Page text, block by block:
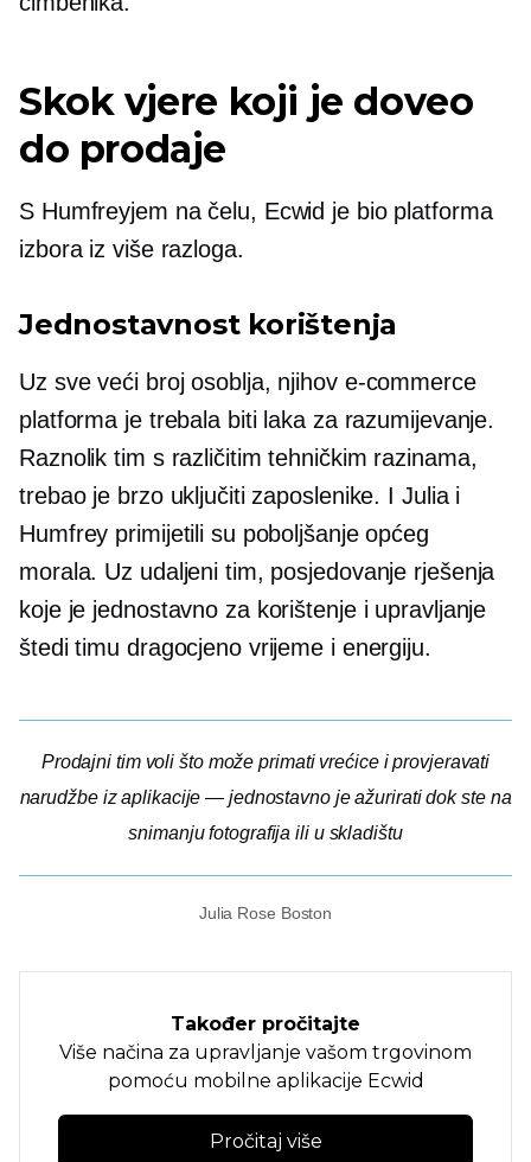
Skok vjere koji je doveo
do prodaje
S Humfreyjem na čelu, Ecwid je bio platforma
izbora iz više razloga.
Jednostavnost korištenja
Uz sve veći broj osoblja, njihov e-commerce
platforma je trebala biti laka za razumijevanje.
Raznolik tim s različitim tehničkim razinama,
trebao je brzo uključiti zaposlenike. I Julia i
Humfrey primijetili su poboljšanje općeg
morala. Uz udaljeni tim, posjedovanje rješenja
koje je jednostavno za korištenje i upravljanje
štedi timu dragocjeno vrijeme i energiju.
Prodajni tim voli što može primati vrećice i provjeravati
narudžbe iz aplikacije — jednostavno je ažurirati dok ste na
snimanju fotografija ili u skladištu
Julia Rose Boston
Također pročitajte
Više načina za upravljanje vašom trgovinom
pomoću mobilne aplikacije Ecwid
Pročitaj više